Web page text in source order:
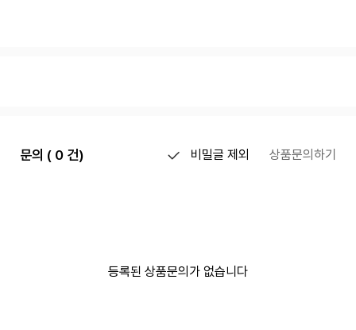
문의 ( 0 건) 비밀글 제외 상품문의하기
등록된 상품문의가 없습니다